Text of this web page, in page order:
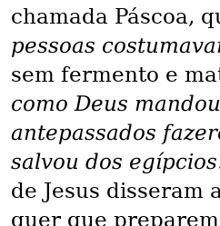
chamada Páscoa,
pessoas
sem fermento e
como Deus
antepassados
salvou dos egípcios
de Jesus disseram
quer que